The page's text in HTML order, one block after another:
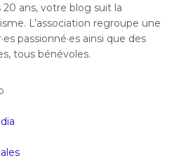
ans, votre blog suit la
L’association regroupe une
passionné·es ainsi que des
tous bénévoles.